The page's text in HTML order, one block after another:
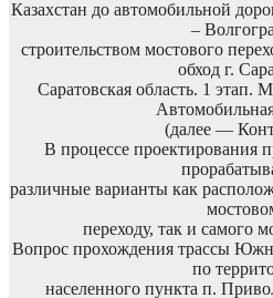
Казахстан до автомобильной
–
строительством мостового
обход г.
Саратовская область. 1 этап.
(далее —
В процессе проектирования
различные варианты как
переходу, так и самого
Вопрос прохождения трассы
по
населенного пункта п.